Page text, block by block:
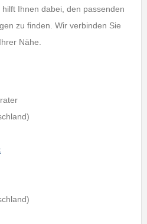
Ihnen dabei, den passenden
zu finden. Wir verbinden Sie
Nähe.